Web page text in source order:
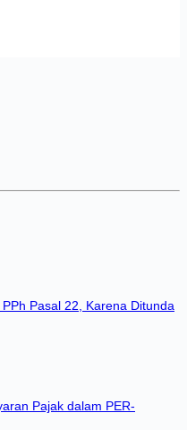
Pasal 22, Karena Ditunda
Pajak dalam PER-